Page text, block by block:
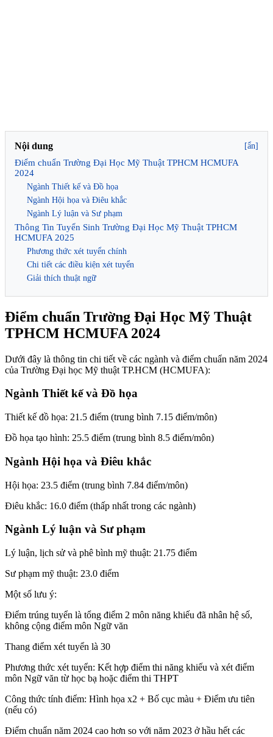
Nội dung [ẩn]
Điểm chuẩn Trường Đại Học Mỹ Thuật TPHCM HCMUFA
2024
Ngành Thiết kế và Đồ họa
Ngành Hội họa và Điêu khắc
Ngành Lý luận và Sư phạm
Thông Tin Tuyển Sinh Trường Đại Học Mỹ Thuật TPHCM
HCMUFA 2025
Phương thức xét tuyển chính
Chi tiết các điều kiện xét tuyển
Giải thích thuật ngữ
Điểm chuẩn Trường Đại Học Mỹ Thuật
TPHCM HCMUFA 2024
Dưới đây là thông tin chi tiết về các ngành và điểm chuẩn năm 2024
của Trường Đại học Mỹ thuật TP.HCM (HCMUFA):
Ngành Thiết kế và Đồ họa
Thiết kế đồ họa: 21.5 điểm (trung bình 7.15 điểm/môn)
Đồ họa tạo hình: 25.5 điểm (trung bình 8.5 điểm/môn)
Ngành Hội họa và Điêu khắc
Hội họa: 23.5 điểm (trung bình 7.84 điểm/môn)
Điêu khắc: 16.0 điểm (thấp nhất trong các ngành)
Ngành Lý luận và Sư phạm
Lý luận, lịch sử và phê bình mỹ thuật: 21.75 điểm
Sư phạm mỹ thuật: 23.0 điểm
Một số lưu ý:
Điểm trúng tuyển là tổng điểm 2 môn năng khiếu đã nhân hệ số,
không cộng điểm môn Ngữ văn
Thang điểm xét tuyển là 30
Phương thức xét tuyển: Kết hợp điểm thi năng khiếu và xét điểm
môn Ngữ văn từ học bạ hoặc điểm thi THPT
Công thức tính điểm: Hình họa x2 + Bố cục màu + Điểm ưu tiên
(nếu có)
Điểm chuẩn năm 2024 cao hơn so với năm 2023 ở hầu hết các